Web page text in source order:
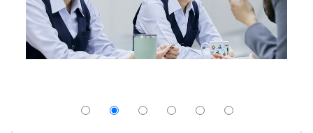
導入事例
採用情報
English